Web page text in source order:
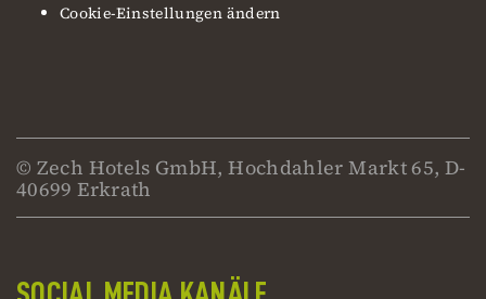
Cookie-Einstellungen ändern
© Zech Hotels GmbH, Hochdahler Markt 65, D-
40699 Erkrath